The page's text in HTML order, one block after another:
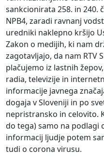
sankcionirata 258. in 240.
NPB4, zaradi ravnanj
uredniki naklepno kršijo
Zakon o medijih, ki nam
zagotavljajo, da nam RTV
plačujemo iz lastnih
radia, televizije in
informacije javnega
dogaja v Sloveniji in po
nepristransko in celovito.
do tega) samo na podlagi
informacij ljudje potem
tudi o corona virusu.